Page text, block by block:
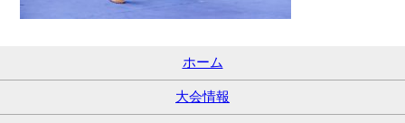
ホーム
大会情報